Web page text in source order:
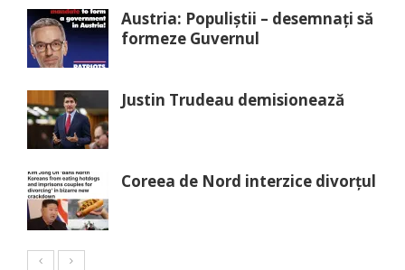
Austria: Populiștii – desemnați să
formeze Guvernul
Justin Trudeau demisionează
Coreea de Nord interzice divorțul